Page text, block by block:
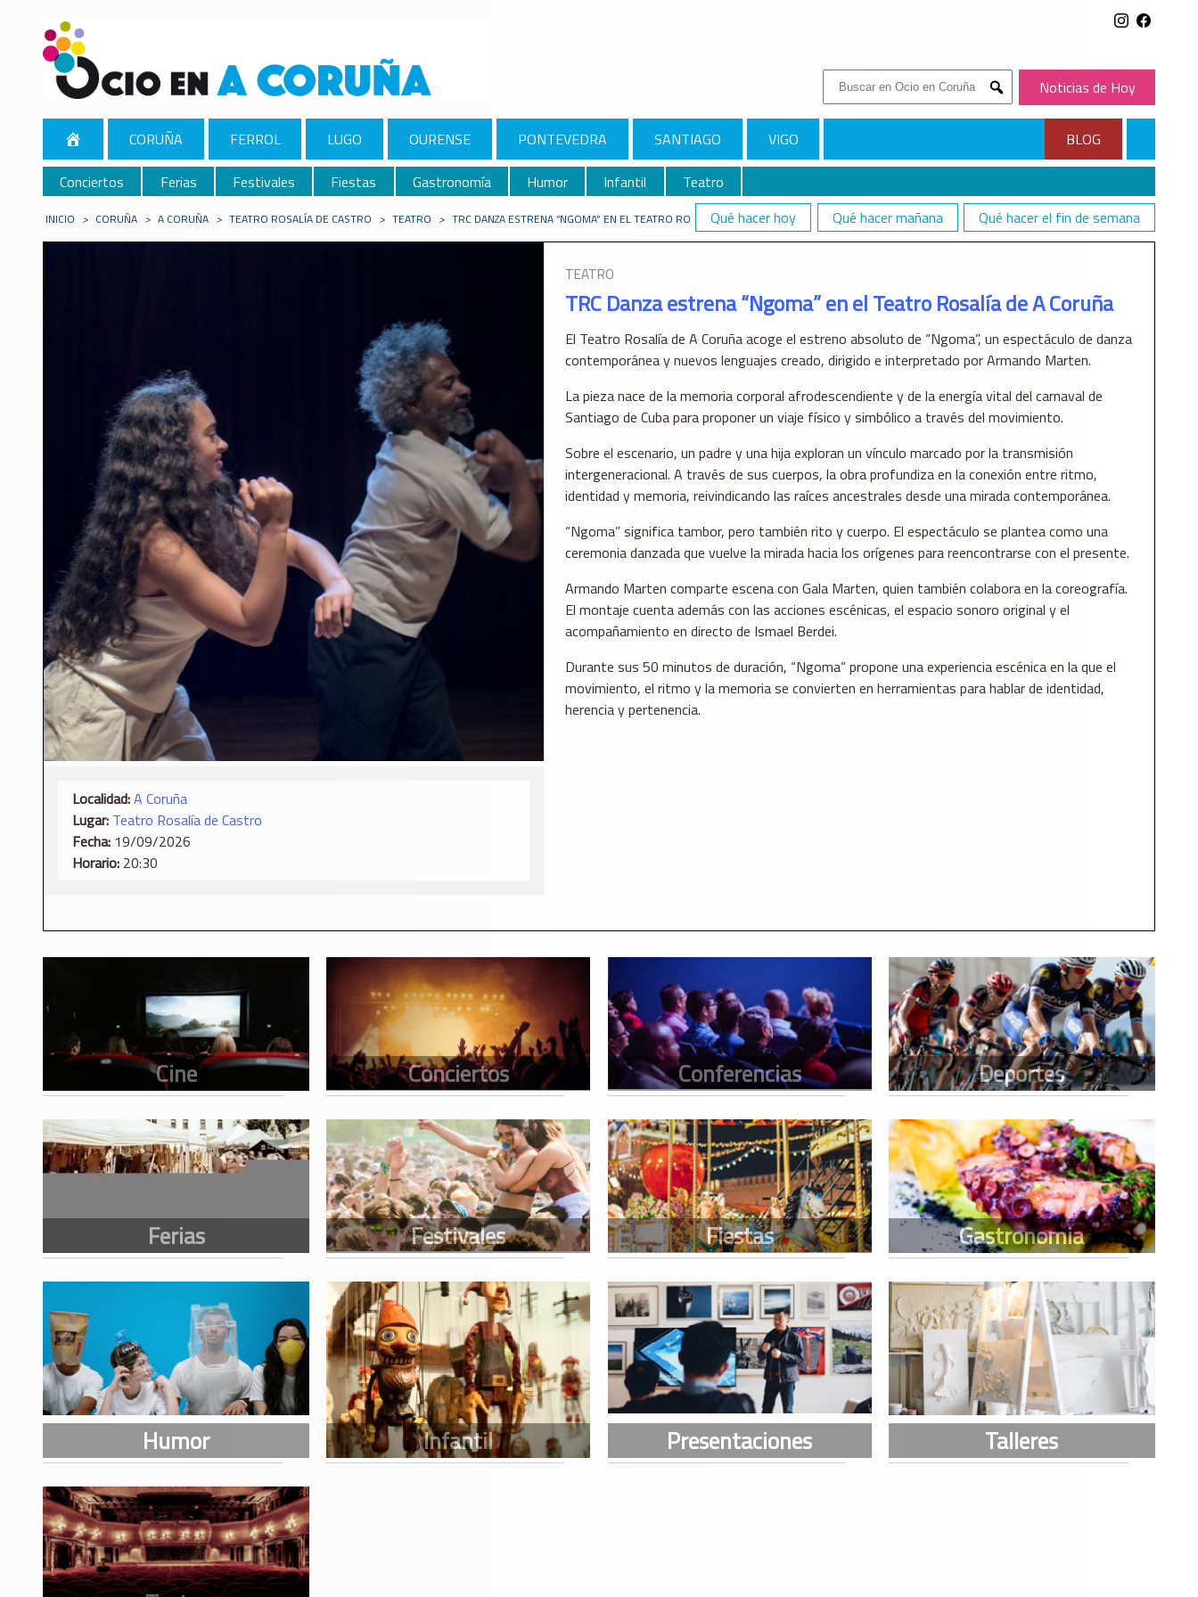
Buscar:
Submit
Noticias de Hoy
CORUÑA FERROL LUGO OURENSE PONTEVEDRA SANTIAGO VIGO
BLOG
Conciertos
Ferias Festivales Fiestas Gastronomía Humor Infantil
Teatro
Qué hacer hoy
Qué hacer mañana Qué hacer el fin de semana
INICIO > CORUÑA > A CORUÑA > TEATRO ROSALÍA DE CASTRO > TEATRO > TRC DANZA ESTRENA “NGOMA” EN EL TEATRO ROSALÍA DE A CORUÑA
Localidad:A Coruña
Lugar: Teatro Rosalía de Castro
Fecha: 19/09/2026
Horario: 20:30
TEATRO
TRC Danza estrena “Ngoma” en el Teatro Rosalía de A Coruña
El Teatro Rosalía de A Coruña acoge el estreno absoluto de “Ngoma”, un espectáculo de danza
contemporánea y nuevos lenguajes creado, dirigido e interpretado por Armando Marten.
La pieza nace de la memoria corporal afrodescendiente y de la energía vital del carnaval de
Santiago de Cuba para proponer un viaje físico y simbólico a través del movimiento.
Sobre el escenario, un padre y una hija exploran un vínculo marcado por la transmisión
intergeneracional. A través de sus cuerpos, la obra profundiza en la conexión entre ritmo,
identidad y memoria, reivindicando las raíces ancestrales desde una mirada contemporánea.
“Ngoma” significa tambor, pero también rito y cuerpo. El espectáculo se plantea como una
ceremonia danzada que vuelve la mirada hacia los orígenes para reencontrarse con el presente.
Armando Marten comparte escena con Gala Marten, quien también colabora en la coreografía.
El montaje cuenta además con las acciones escénicas, el espacio sonoro original y el
acompañamiento en directo de Ismael Berdei.
Durante sus 50 minutos de duración, “Ngoma” propone una experiencia escénica en la que el
movimiento, el ritmo y la memoria se convierten en herramientas para hablar de identidad,
herencia y pertenencia.